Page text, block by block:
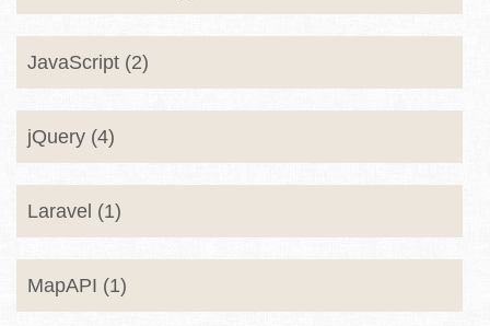
JavaScript (2)
jQuery (4)
Laravel (1)
MapAPI (1)